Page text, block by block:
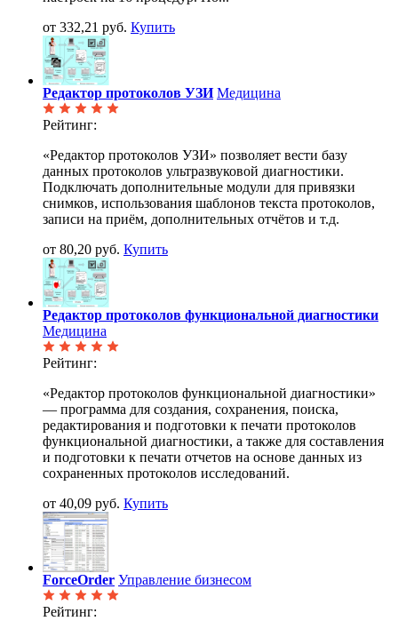
от 332,21 руб. Купить
Редактор протоколов УЗИ Медицина
Рейтинг:
«Редактор протоколов УЗИ» позволяет вести базу
данных протоколов ультразвуковой диагностики.
Подключать дополнительные модули для привязки
снимков, использования шаблонов текста протоколов,
записи на приём, дополнительных отчётов и т.д.
от 80,20 руб. Купить
Редактор протоколов функциональной диагностики
Медицина
Рейтинг:
«Редактор протоколов функциональной диагностики»
— программа для создания, сохранения, поиска,
редактирования и подготовки к печати протоколов
функциональной диагностики, а также для составления
и подготовки к печати отчетов на основе данных из
сохраненных протоколов исследований.
от 40,09 руб. Купить
ForceOrder Управление бизнесом
Рейтинг: